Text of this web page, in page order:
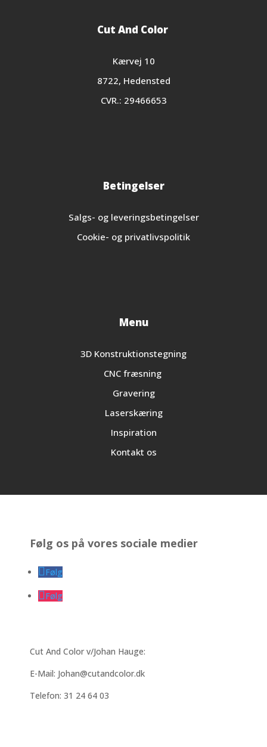
Cut And Color
Kærvej 10
8722, Hedensted
CVR.: 29466653
Betingelser
Salgs- og leveringsbetingelser
Cookie- og privatlivspolitik
Menu
3D Konstruktionstegning
CNC fræsning
Gravering
Laserskæring
Inspiration
Kontakt os
Følg os på vores sociale medier
Følg
Følg
Cut And Color v/Johan Hauge:
E-Mail: Johan@cutandcolor.dk
Telefon: 31 24 64 03